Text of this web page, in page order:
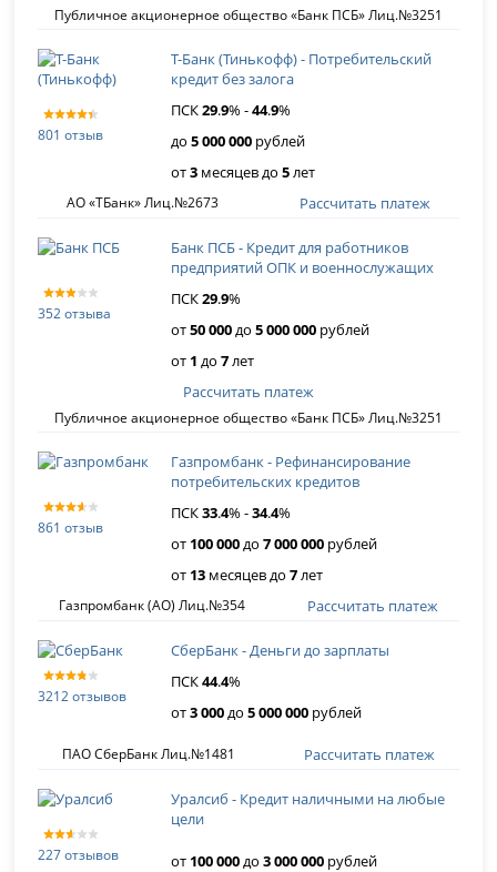
Публичное акционерное общество «Банк ПСБ» Лиц.№3251
801 отзыв
Т-Банк (Тинькофф) - Потребительский
кредит без залога
ПСК29.9% -44.9%
до5 000 000 рублей
от3 месяцев до5лет
АО «ТБанк» Лиц.№2673 Рассчитать платеж
352 отзыва
Банк ПСБ - Кредит для работников
предприятий ОПК и военнослужащих
ПСК29.9%
от50 000до5 000 000 рублей
от 1 до7лет
Публичное акционерное общество «Банк ПСБ» Лиц.№3251
Рассчитать платеж
861 отзыв
Газпромбанк - Рефинансирование
потребительских кредитов
ПСК33.4% -34.4%
от 100 000до7 000 000 рублей
от 13 месяцев до7лет
Газпромбанк (АО) Лиц.№354 Рассчитать платеж
3212 отзывов
СберБанк - Деньги до зарплаты
ПСК44.4%
от3 000до5 000 000 рублей
ПАО СберБанк Лиц.№1481 Рассчитать платеж
227 отзывов
Уралсиб - Кредит наличными на любые
цели
от 100 000до3 000 000 рублей